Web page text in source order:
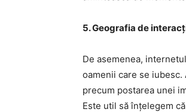
5. Geografia de
De asemenea,
oamenii care se
precum postarea unei
Este util să înțelegem